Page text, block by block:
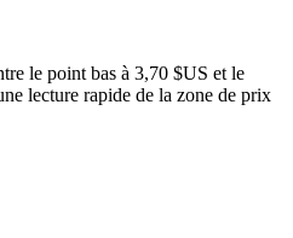
le point bas à 3,70 $US et le
lecture rapide de la zone de prix